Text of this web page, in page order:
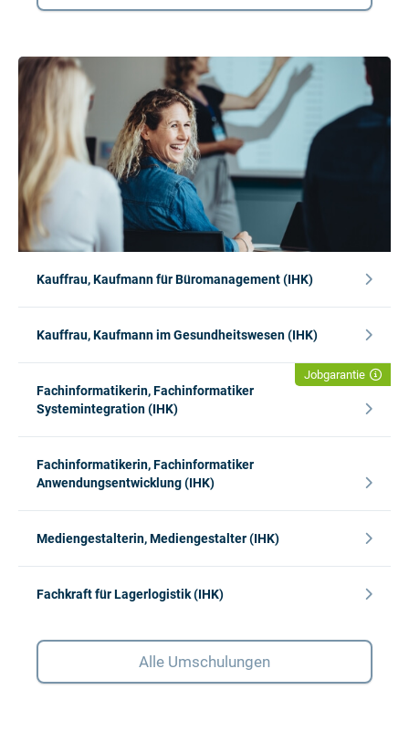
Kauffrau, Kaufmann für Büromanagement (IHK)
Kauffrau, Kaufmann im Gesundheitswesen (IHK)
Jobgarantie
Fachinformatikerin, Fachinformatiker
Systemintegration (IHK)
Fachinformatikerin, Fachinformatiker
Anwendungsentwicklung (IHK)
Mediengestalterin, Mediengestalter (IHK)
Fachkraft für Lagerlogistik (IHK)
Alle Umschulungen